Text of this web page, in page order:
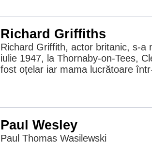
Richard Griffiths
Richard Griffith, actor britanic, s-a
iulie 1947, la Thornaby-on-Tees,
fost oțelar iar mama lucrătoare
Paul Wesley
Paul Thomas Wasilewski